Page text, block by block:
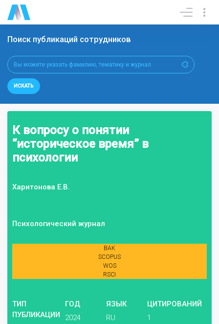
Поиск публикаций сотрудников
ИСКАТЬ
К вопросу о понятии
“историческое время” в
психологии
Харитонова Е.В.
Психологический журнал
ВАК
SCOPUS
WOS
RSCI
ТИП
ПУБЛИКАЦИИ
ГОД
2024
ЯЗЫК
RU
ЦИТИРОВАНИЙ
1